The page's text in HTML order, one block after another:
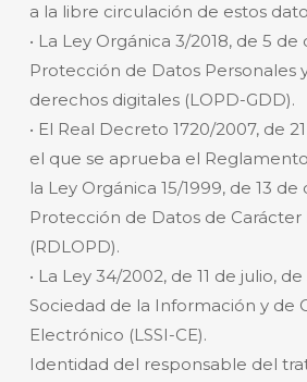
a la libre circulación de estos
• La Ley Orgánica 3/2018, de 5
Protección de Datos Personales
derechos digitales (LOPD-GDD).
• El Real Decreto 1720/2007, de
el que se aprueba el
la Ley Orgánica 15/1999, de 13
Protección de Datos de Carácter
(RDLOPD).
• La Ley 34/2002, de 11 de julio,
Sociedad de la Información y de
Electrónico (LSSI-CE).
Identidad del responsable del